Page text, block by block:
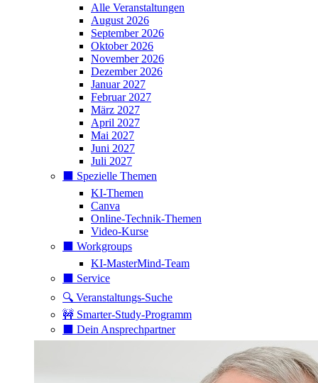
Alle Veranstaltungen
August 2026
September 2026
Oktober 2026
November 2026
Dezember 2026
Januar 2027
Februar 2027
März 2027
April 2027
Mai 2027
Juni 2027
Juli 2027
⬛️ Spezielle Themen
KI-Themen
Canva
Online-Technik-Themen
Video-Kurse
⬛️ Workgroups
KI-MasterMind-Team
⬛️ Service
🔍 Veranstaltungs-Suche
🚧 Smarter-Study-Programm
⬛️ Dein Ansprechpartner